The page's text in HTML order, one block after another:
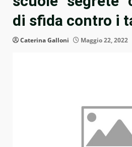
di sfida contro i
Caterina Galloni Maggio 22, 2022